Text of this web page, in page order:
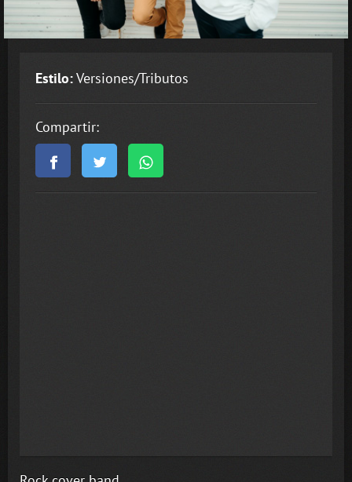
Estilo:Versiones/Tributos
Compartir: